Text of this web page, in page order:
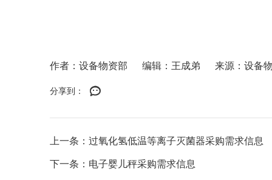
作者：设备物资部 编辑：王成弟 来源：设备
分享到：
上一条：过氧化氢低温等离子灭菌器采购需求信息
下一条：电子婴儿秤采购需求信息